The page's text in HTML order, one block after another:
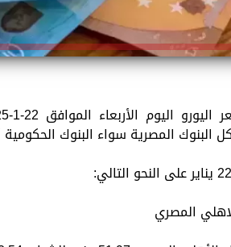
البنوك المصرية سواء البنوك الحكومية
المصري